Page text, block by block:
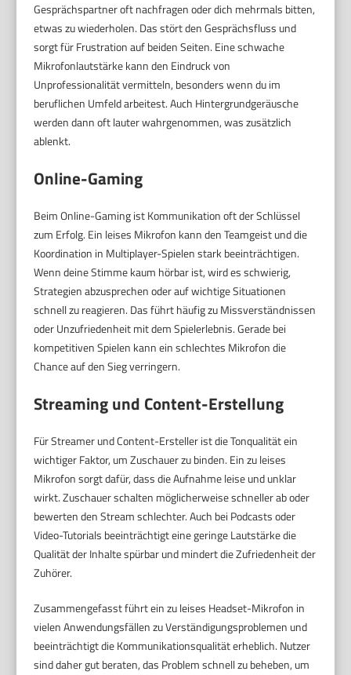
Gesprächspartner oft nachfragen oder dich mehrmals bitten,
etwas zu wiederholen. Das stört den Gesprächsfluss und
sorgt für Frustration auf beiden Seiten. Eine schwache
Mikrofonlautstärke kann den Eindruck von
Unprofessionalität vermitteln, besonders wenn du im
beruflichen Umfeld arbeitest. Auch Hintergrundgeräusche
werden dann oft lauter wahrgenommen, was zusätzlich
ablenkt.
Online-Gaming
Beim Online-Gaming ist Kommunikation oft der Schlüssel
zum Erfolg. Ein leises Mikrofon kann den Teamgeist und die
Koordination in Multiplayer-Spielen stark beeinträchtigen.
Wenn deine Stimme kaum hörbar ist, wird es schwierig,
Strategien abzusprechen oder auf wichtige Situationen
schnell zu reagieren. Das führt häufig zu Missverständnissen
oder Unzufriedenheit mit dem Spielerlebnis. Gerade bei
kompetitiven Spielen kann ein schlechtes Mikrofon die
Chance auf den Sieg verringern.
Streaming und Content-Erstellung
Für Streamer und Content-Ersteller ist die Tonqualität ein
wichtiger Faktor, um Zuschauer zu binden. Ein zu leises
Mikrofon sorgt dafür, dass die Aufnahme leise und unklar
wirkt. Zuschauer schalten möglicherweise schneller ab oder
bewerten den Stream schlechter. Auch bei Podcasts oder
Video-Tutorials beeinträchtigt eine geringe Lautstärke die
Qualität der Inhalte spürbar und mindert die Zufriedenheit der
Zuhörer.
Zusammengefasst führt ein zu leises Headset-Mikrofon in
vielen Anwendungsfällen zu Verständigungsproblemen und
beeinträchtigt die Kommunikationsqualität erheblich. Nutzer
sind daher gut beraten, das Problem schnell zu beheben, um